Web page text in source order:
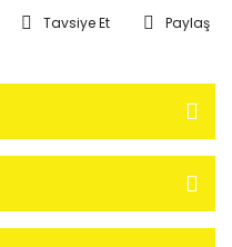
Tavsiye Et Paylaş